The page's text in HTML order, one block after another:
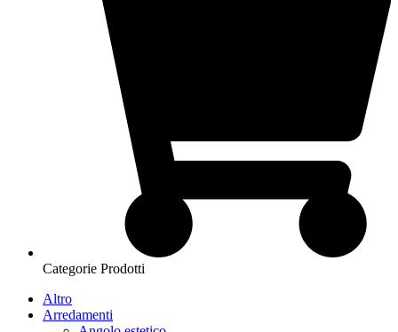
Categorie Prodotti
Altro
Arredamenti